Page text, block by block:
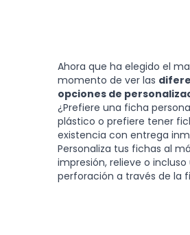
Ahora que ha elegido el
momento de ver las
opciones de
¿Prefiere una ficha
plástico o prefiere tener
existencia con entrega
Personaliza tus fichas al
impresión, relieve o incluso
perforación a través de la